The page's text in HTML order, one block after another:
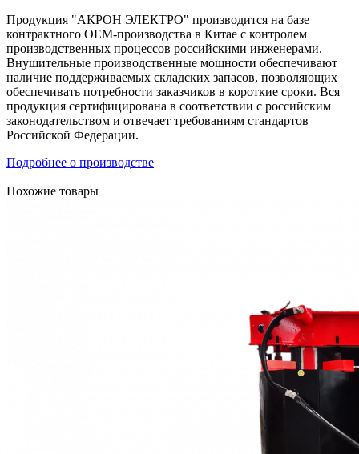
Продукция "АКРОН ЭЛЕКТРО" производится на базе
контрактного OEM-производства в Китае с контролем
производственных процессов российскими инженерами.
Внушительные производственные мощности обеспечивают
наличие поддерживаемых складских запасов, позволяющих
обеспечивать потребности заказчиков в короткие сроки. Вся
продукция сертифицирована в соответствии с российским
законодательством и отвечает требованиям стандартов
Российской Федерации.
Подробнее о производстве
Похожие товары